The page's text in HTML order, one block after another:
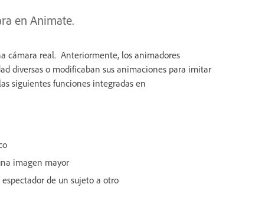
en Animate.
cámara real. Anteriormente, los animadores
diversas o modificaban sus animaciones para imitar
siguientes funciones integradas en
imagen mayor
de un sujeto a otro